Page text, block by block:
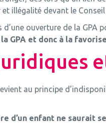
illégalité devant le Conseil
ouverture de la GPA
GPA et donc à la
au principe
d’un enfant ne saurait